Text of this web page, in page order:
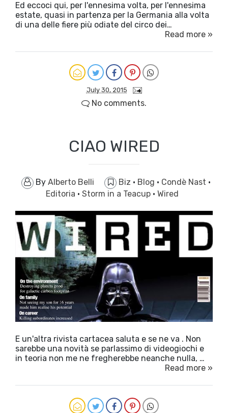
Ed eccoci qui, per l'ennesima volta, per l'ennesima
estate, quasi in partenza per la Germania alla volta
di una delle fiere più odiate del circo dei…
Read more »
July 30, 2015
No comments.
CIAO WIRED
By Alberto Belli Biz · Blog · Condè Nast ·
Editoria · Storm in a Teacup · Wired
E un'altra rivista cartacea saluta e se ne va . Non
sarebbe una novità se parlassimo di videogiochi e
in teoria non me ne fregherebbe neanche nulla, …
Read more »